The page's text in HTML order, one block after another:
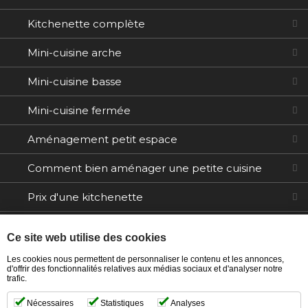
Kitchenette complète
Mini-cuisine arche
Mini-cuisine basse
Mini-cuisine fermée
Aménagement petit espace
Comment bien aménager une petite cuisine
Prix d'une kitchenette
Tables / Chaises
Ce site web utilise des cookies
Les cookies nous permettent de personnaliser le contenu et les annonces,
d'offrir des fonctionnalités relatives aux médias sociaux et d'analyser notre
trafic.
Nécessaires Statistiques Analyses